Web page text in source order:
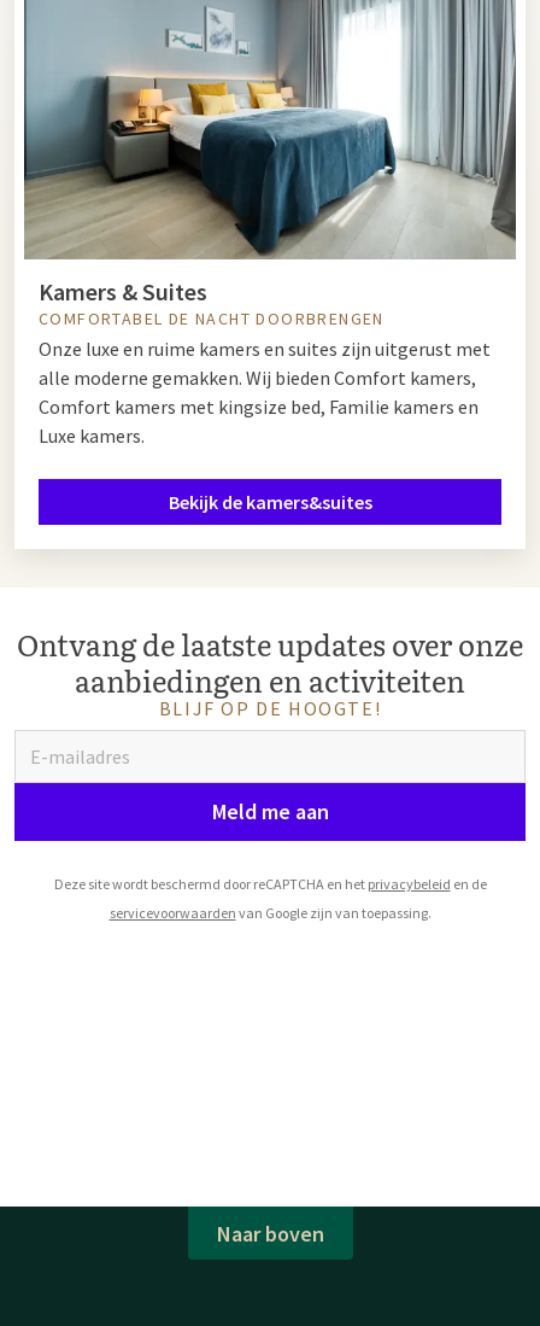
Kamers & Suites
COMFORTABEL DE NACHT DOORBRENGEN
Onze luxe en ruime kamers en suites zijn uitgerust met
alle moderne gemakken. Wij bieden Comfort kamers,
Comfort kamers met kingsize bed, Familie kamers en
Luxe kamers.
Bekijk de kamers&suites
Ontvang de laatste updates over onze
aanbiedingen en activiteiten
BLIJF OP DE HOOGTE!
Meld me aan
Deze site wordt beschermd door reCAPTCHA en het privacybeleid en de
servicevoorwaarden van Google zijn van toepassing.
Naar boven